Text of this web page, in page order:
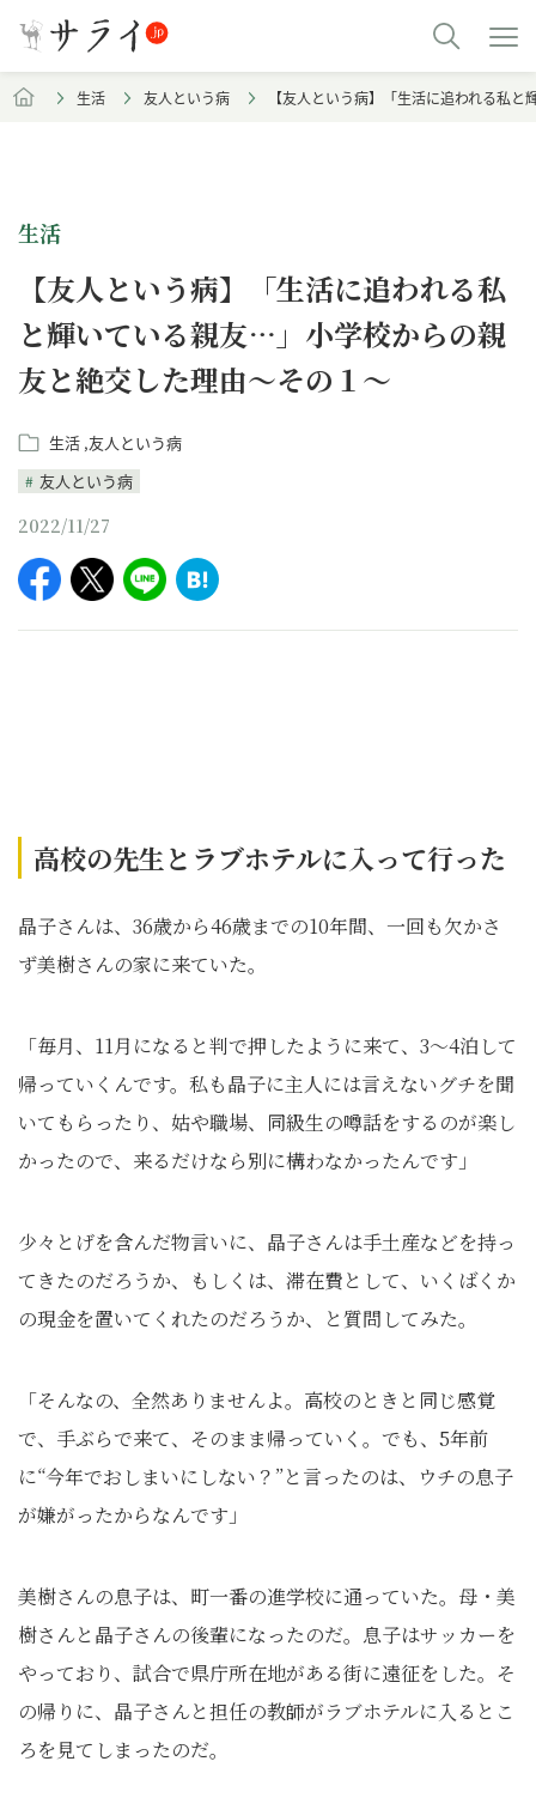
生活 友人という病 【友人という病】「生活に追われる私
生活
【友人という病】「生活に追われる私
と輝いている親友…」小学校からの親
友と絶交した理由～その１～
生活 友人という病
友人という病
2022/11/27
高校の先生とラブホテルに入って行った
晶子さんは、36歳から46歳までの10年間、一回も欠かさ
ず美樹さんの家に来ていた。
「毎月、11月になると判で押したように来て、3～4泊して
帰っていくんです。私も晶子に主人には言えないグチを聞
いてもらったり、姑や職場、同級生の噂話をするのが楽し
かったので、来るだけなら別に構わなかったんです」
少々とげを含んだ物言いに、晶子さんは手土産などを持っ
てきたのだろうか、もしくは、滞在費として、いくばくか
の現金を置いてくれたのだろうか、と質問してみた。
「そんなの、全然ありませんよ。高校のときと同じ感覚
で、手ぶらで来て、そのまま帰っていく。でも、5年前
に“今年でおしまいにしない？”と言ったのは、ウチの息子
が嫌がったからなんです」
美樹さんの息子は、町一番の進学校に通っていた。母・美
樹さんと晶子さんの後輩になったのだ。息子はサッカーを
やっており、試合で県庁所在地がある街に遠征をした。そ
の帰りに、晶子さんと担任の教師がラブホテルに入るとこ
ろを見てしまったのだ。